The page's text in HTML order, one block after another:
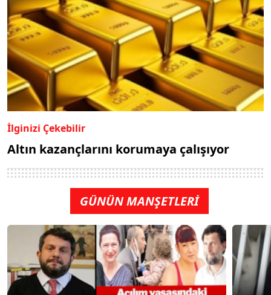
İlginizi Çekebilir
Altın kazançlarını korumaya çalışıyor
GÜNÜN MANŞETLERİ